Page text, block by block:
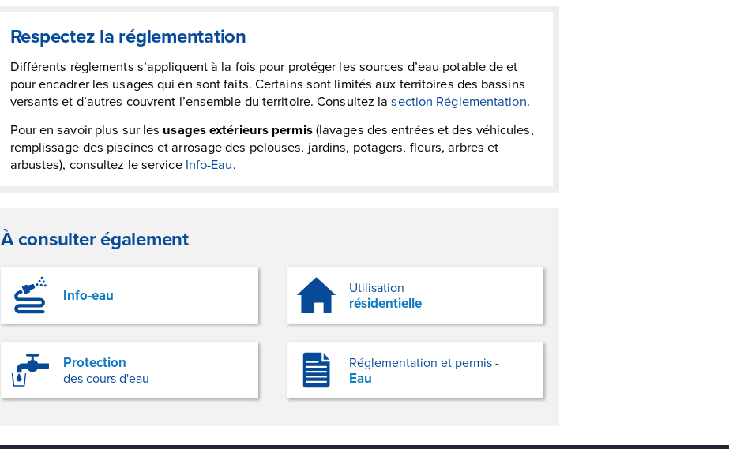
Respectez la réglementation
Différents règlements s’appliquent à la fois pour protéger les sources d’eau potable de et
pour encadrer les usages qui en sont faits. Certains sont limités aux territoires des bassins
versants et d’autres couvrent l’ensemble du territoire. Consultez lasection Réglementation.
Pour en savoir plus sur les usages extérieurs permis(lavages des entrées et des véhicules,
remplissage des piscines et arrosage des pelouses, jardins, potagers, fleurs, arbres et
arbustes), consultez le service Info-Eau.
À consulter également
Info-eau Utilisation
résidentielle
Protection
des cours d'eau
Réglementation et permis -
Eau